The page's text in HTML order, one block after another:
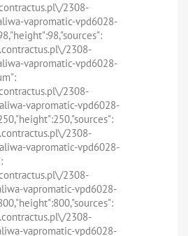
2308-
vapromatic-vpd6028-
2308-
vapromatic-vpd6028-
2308-
vapromatic-vpd6028-
2308-
vapromatic-vpd6028-
2308-
vapromatic-vpd6028-
2308-
vapromatic-vpd6028-